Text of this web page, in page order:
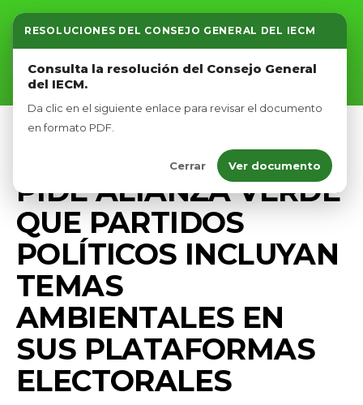
RESOLUCIONES DEL CONSEJO GENERAL DEL IECM
Consulta la resolución del Consejo General
del IECM.
Da clic en el siguiente enlace para revisar el documento
en formato PDF.
Cerrar Ver documento
Inicio
Nosotros
Afíliate
PIDE ALIANZA VERDE
QUE PARTIDOS
POLÍTICOS INCLUYAN
TEMAS
AMBIENTALES EN
SUS PLATAFORMAS
ELECTORALES